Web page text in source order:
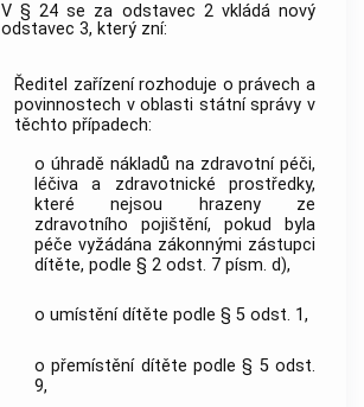
V § 24 se za odstavec 2 vkládá nový
odstavec 3, který zní:
Ředitel zařízení rozhoduje o právech a
povinnostech v oblasti státní správy v
těchto případech:
o úhradě nákladů na zdravotní péči,
léčiva a zdravotnické prostředky,
které nejsou hrazeny ze
zdravotního pojištění, pokud byla
péče vyžádána zákonnými zástupci
dítěte, podle § 2 odst. 7 písm. d),
o umístění dítěte podle § 5 odst. 1,
o přemístění dítěte podle § 5 odst.
9,